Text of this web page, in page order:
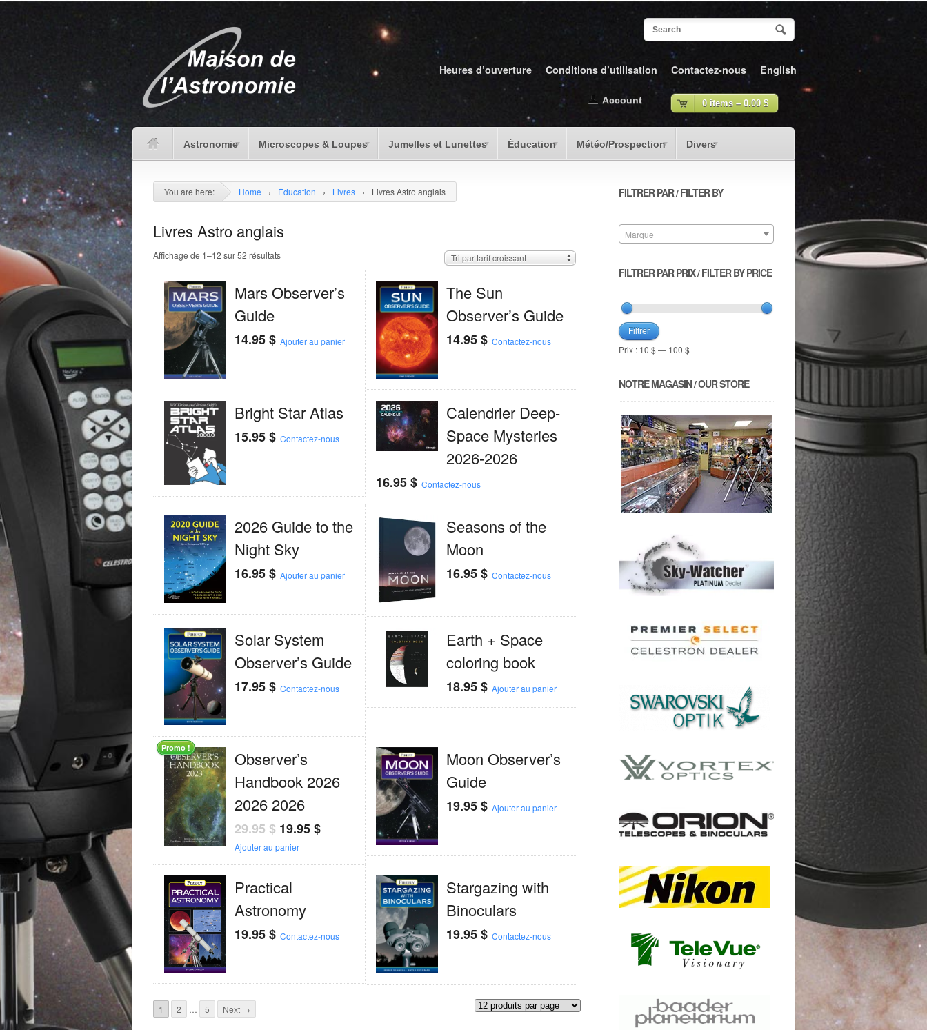
Heures d’ouverture Conditions d’utilisation Contactez-nous English
Astronomie Microscopes & Loupes Jumelles et Lunettes Éducation Météo/Prospection Divers
0 items – 0.00 $
Account
You are here: Home › Éducation › Livres › Livres Astro anglais
Livres Astro anglais
Affichage de 1–12 sur 52 résultats Tri par tarif croissant
Mars Observer’s
Guide
14.95$ Ajouter au panier
The Sun
Observer’s Guide
14.95$ Contactez-nous
Bright Star Atlas
15.95$ Contactez-nous
Calendrier Deep-
Space Mysteries
2026-2026
16.95$ Contactez-nous
2026 Guide to the
Night Sky
16.95$ Ajouter au panier
Seasons of the
Moon
16.95$ Contactez-nous
Solar System
Observer’s Guide
17.95$ Contactez-nous
Earth + Space
coloring book
18.95$ Ajouter au panier
Promo !
Observer’s
Handbook 2026
2026 2026
29.95$ 19.95$
Ajouter au panier
Moon Observer’s
Guide
19.95$ Ajouter au panier
Practical
Astronomy
19.95$ Contactez-nous
Stargazing with
Binoculars
19.95$ Contactez-nous
1 2 … 5 Next →
FILTRER PAR / FILTER BY
Marque
FILTRER PAR PRIX / FILTER BY PRICE
Filtrer
Prix : 10 $ — 100 $
NOTRE MAGASIN / OUR STORE